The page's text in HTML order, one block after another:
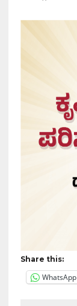
Share this:
WhatsApp